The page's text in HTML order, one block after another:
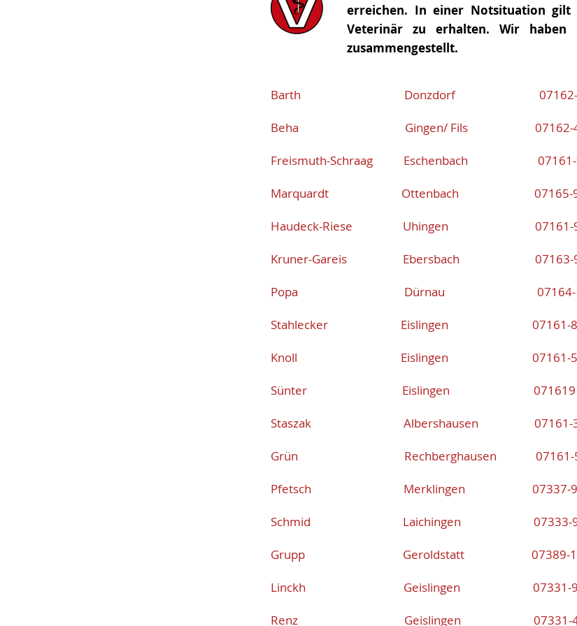
erreichen. In einer Notsituation
Veterinär zu erhalten. Wir haben
zusammengestellt.
Barth Donzdorf 07162-
Beha Gingen/ Fils 07162-
Freismuth-Schraag Eschenbach 07161-
Marquardt Ottenbach 07165-
Haudeck-Riese Uhingen 07161-
Kruner-Gareis Ebersbach 07163-
Popa Dürnau 07164-
Stahlecker Eislingen 07161-
Knoll Eislingen 07161-
Sünter Eislingen
Staszak Albershausen 07161-
Grün Rechberghausen 07161-
Pfetsch Merklingen 07337-
Schmid Laichingen 07333-
Grupp Geroldstatt 07389-
Linckh Geislingen 07331-
Renz Geislingen 07331-